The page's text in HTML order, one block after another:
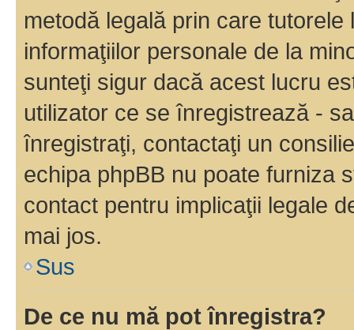
metodă legală prin care
informaţiilor personale de la
sunteţi sigur dacă acest lucru
utilizator ce se înregistrează -
înregistraţi, contactaţi un
echipa phpBB nu poate furniza
contact pentru implicaţii legale
mai jos.
Sus
De ce nu mă pot înregistra?